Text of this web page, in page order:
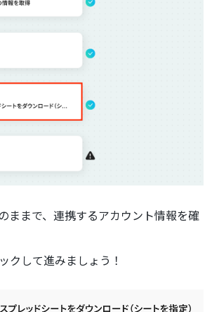
ままで、連携するアカウント情報を確
クして進みましょう！